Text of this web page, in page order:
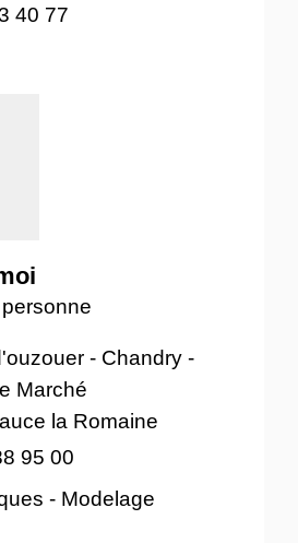
40 77
- Chandry -
Marché
la Romaine
95 00
- Modelage